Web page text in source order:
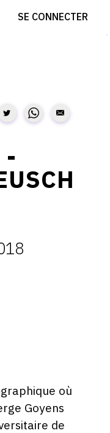
SE CONNECTER
-
où
Goyens
de